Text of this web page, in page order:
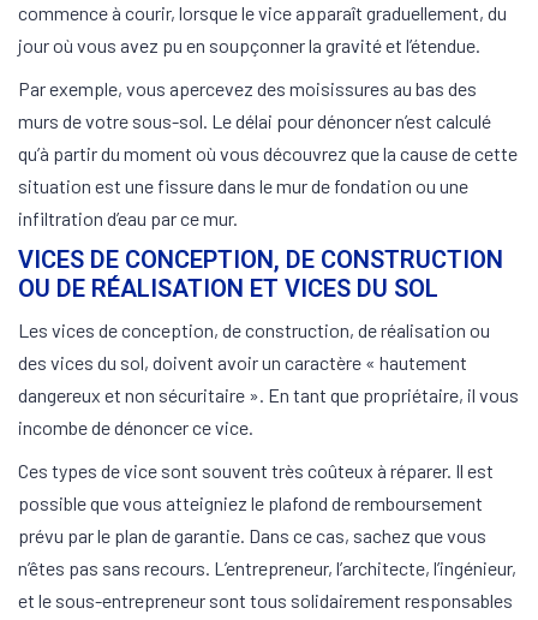
commence à courir, lorsque le vice apparaît graduellement, du
jour où vous avez pu en soupçonner la gravité et l’étendue.
Par exemple, vous apercevez des moisissures au bas des
murs de votre sous-sol. Le délai pour dénoncer n’est calculé
qu’à partir du moment où vous découvrez que la cause de cette
situation est une fissure dans le mur de fondation ou une
infiltration d’eau par ce mur.
VICES DE CONCEPTION, DE CONSTRUCTION
OU DE RÉALISATION ET VICES DU SOL
Les vices de conception, de construction, de réalisation ou
des vices du sol, doivent avoir un caractère « hautement
dangereux et non sécuritaire ». En tant que propriétaire, il vous
incombe de dénoncer ce vice.
Ces types de vice sont souvent très coûteux à réparer. Il est
possible que vous atteigniez le plafond de remboursement
prévu par le plan de garantie. Dans ce cas, sachez que vous
n’êtes pas sans recours. L’entrepreneur, l’architecte, l’ingénieur,
et le sous-entrepreneur sont tous solidairement responsables